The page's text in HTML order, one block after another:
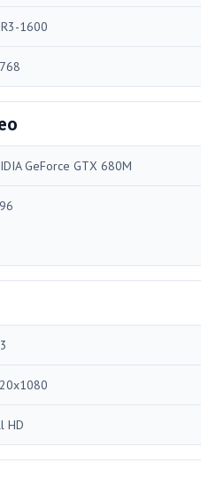
1600
GeForce GTX 680M
HD